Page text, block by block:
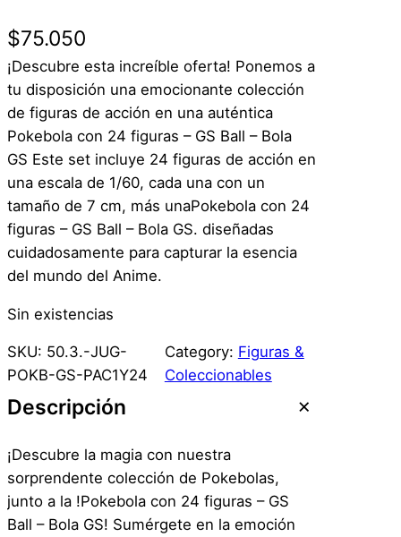
$75.050
¡Descubre esta increíble oferta! Ponemos a
tu disposición una emocionante colección
de figuras de acción en una auténtica
Pokebola con 24 figuras – GS Ball – Bola
GS Este set incluye 24 figuras de acción en
una escala de 1/60, cada una con un
tamaño de 7 cm, más unaPokebola con 24
figuras – GS Ball – Bola GS. diseñadas
cuidadosamente para capturar la esencia
del mundo del Anime.
Sin existencias
SKU: 50.3.-JUG-
POKB-GS-PAC1Y24
Category: Figuras &
Coleccionables
Descripción
¡Descubre la magia con nuestra
sorprendente colección de Pokebolas,
junto a la !Pokebola con 24 figuras – GS
Ball – Bola GS! Sumérgete en la emoción